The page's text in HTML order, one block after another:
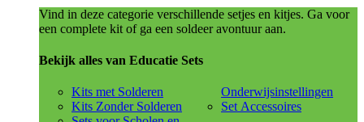
Vind in deze categorie verschillende setjes en kitjes. Ga voor
een complete kit of ga een soldeer avontuur aan.
Bekijk alles van Educatie Sets
Kits met Solderen
Kits Zonder Solderen
Onderwijsinstellingen
Set Accessoires